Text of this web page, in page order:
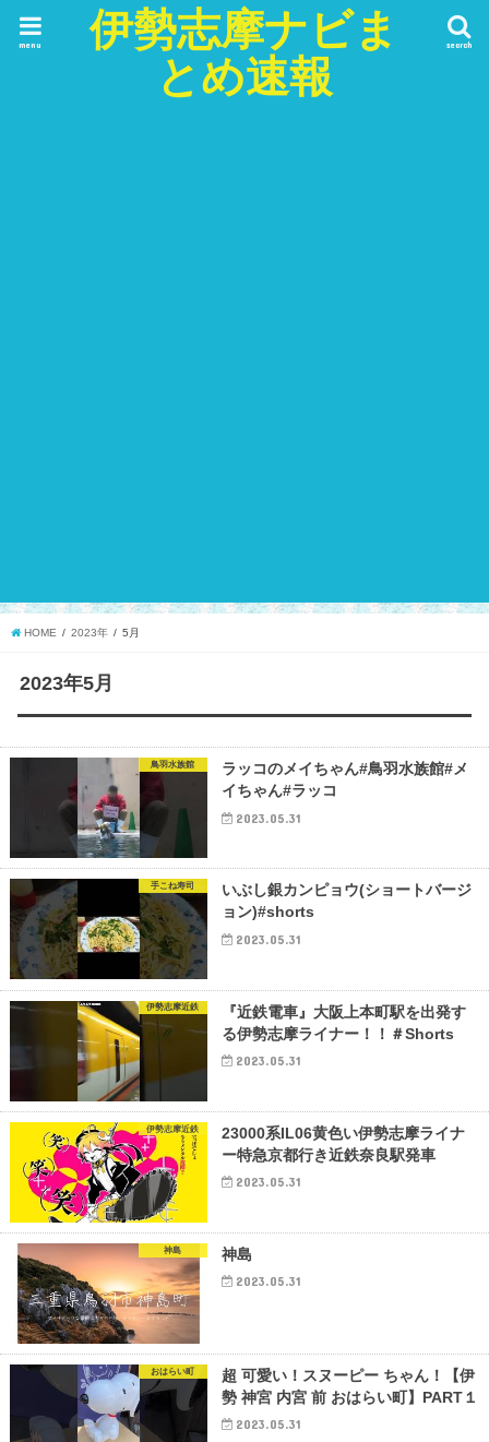
伊勢志摩ナビま
とめ速報
search
menu
HOME 2023年 5月
2023年5月
鳥羽水族館
ラッコのメイちゃん#鳥羽水族館#メ
イちゃん#ラッコ
2023.05.31
手こね寿司
いぶし銀カンピョウ(ショートバージ
ョン)#shorts
2023.05.31
伊勢志摩近鉄
『近鉄電車』大阪上本町駅を出発す
る伊勢志摩ライナー！！＃Shorts
2023.05.31
伊勢志摩近鉄
23000系IL06黄色い伊勢志摩ライナ
ー特急京都行き近鉄奈良駅発車
2023.05.31
神島 神島
2023.05.31
おはらい町
超 可愛い！スヌーピー ちゃん！【伊
勢 神宮 内宮 前 おはらい町】PART１
2023.05.31